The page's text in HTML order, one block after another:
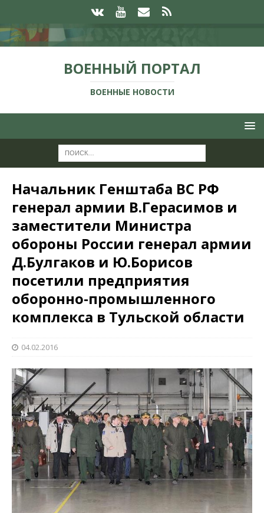
ВОЕННЫЙ ПОРТАЛ
ВОЕННЫЕ НОВОСТИ
Начальник Генштаба ВС РФ
генерал армии В.Герасимов и
заместители Министра
обороны России генерал армии
Д.Булгаков и Ю.Борисов
посетили предприятия
оборонно-промышленного
комплекса в Тульской области
04.02.2016